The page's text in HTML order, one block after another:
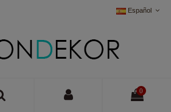
Español
0